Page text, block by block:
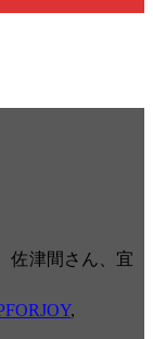
佐津間さん、宜
,